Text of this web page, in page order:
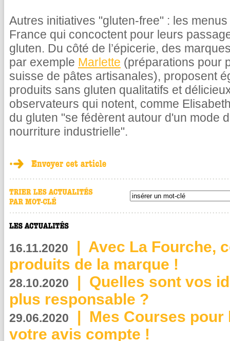
Autres initiatives "gluten-free" : les
France qui concoctent pour leurs
gluten. Du côté de l’épicerie, des
par exemple Marlette (préparations pour
suisse de pâtes artisanales), proposent
produits sans gluten qualitatifs et
observateurs qui notent, comme
du gluten "se fédèrent autour d'un mode
nourriture industrielle".
16.11.2020 | Avec La Fourche,
produits de la marque !
28.10.2020 | Quelles sont vos
plus responsable ?
29.06.2020 | Mes Courses pour
votre avis compte !